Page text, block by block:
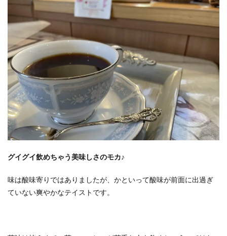
グイグイ飲めちゃう美味しさのモカ♪
味は酸味寄りではありましたが、かといって酸味が前面に出過ぎ
ていない爽やかなテイストです。